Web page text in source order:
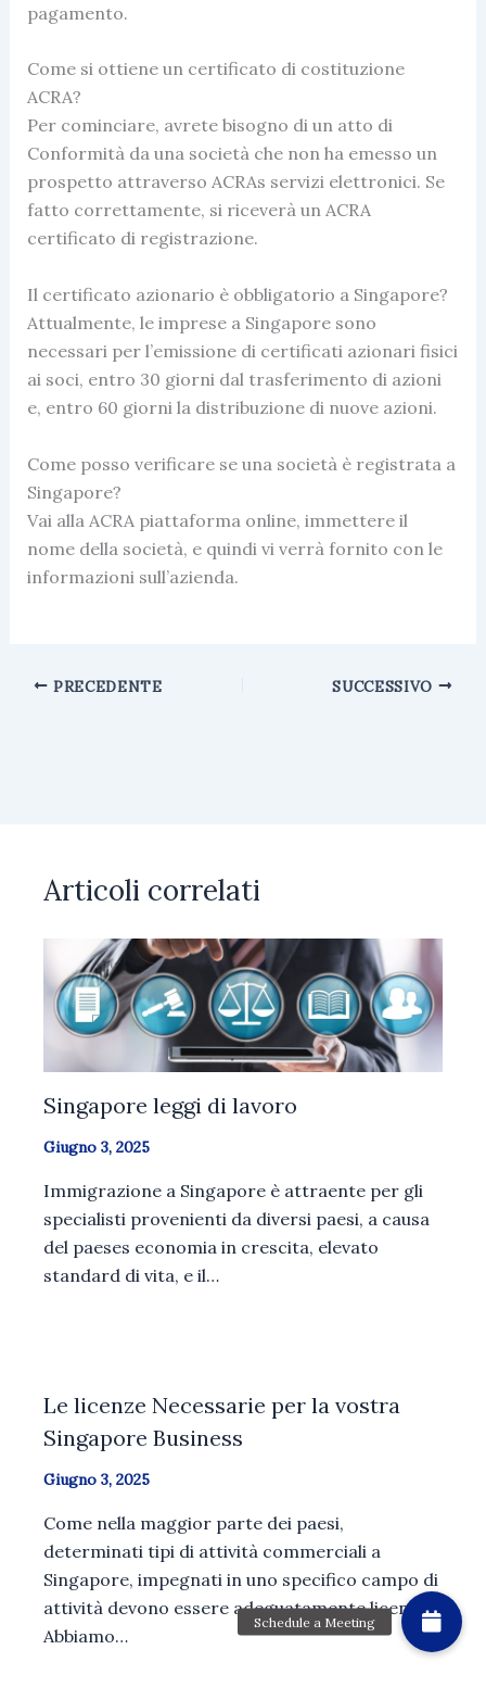
pagamento.
Come si ottiene un certificato di costituzione
ACRA?
Per cominciare, avrete bisogno di un atto di
Conformità da una società che non ha emesso un
prospetto attraverso ACRAs servizi elettronici. Se
fatto correttamente, si riceverà un ACRA
certificato di registrazione.
Il certificato azionario è obbligatorio a Singapore?
Attualmente, le imprese a Singapore sono
necessari per l’emissione di certificati azionari fisici
ai soci, entro 30 giorni dal trasferimento di azioni
e, entro 60 giorni la distribuzione di nuove azioni.
Come posso verificare se una società è registrata a
Singapore?
Vai alla ACRA piattaforma online, immettere il
nome della società, e quindi vi verrà fornito con le
informazioni sull’azienda.
PRECEDENTE SUCCESSIVO
Articoli correlati
Singapore leggi di lavoro
Giugno 3, 2025
Immigrazione a Singapore è attraente per gli
specialisti provenienti da diversi paesi, a causa
del paeses economia in crescita, elevato
standard di vita, e il…
Le licenze Necessarie per la vostra
Singapore Business
Giugno 3, 2025
Come nella maggior parte dei paesi,
determinati tipi di attività commerciali a
Singapore, impegnati in uno specifico campo di
attività devono essere adeguatamente licenza.
Abbiamo…